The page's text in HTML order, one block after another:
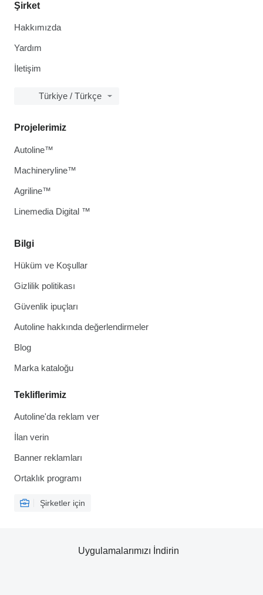
Şirket
Hakkımızda
Yardım
İletişim
Türkiye / Türkçe
Bilgi
Hüküm ve Koşullar
Gizlilik politikası
Güvenlik ipuçları
Autoline hakkında değerlendirmeler
Blog
Marka kataloğu
Tekliflerimiz
Autoline'da reklam ver
İlan verin
Banner reklamları
Ortaklık programı
Şirketler için
Projelerimiz
Autoline™
Machineryline™
Agriline™
Linemedia Digital ™
Uygulamalarımızı İndirin